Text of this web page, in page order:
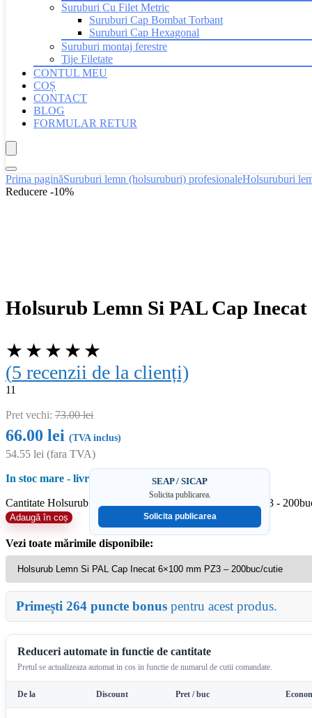
Suruburi Cu Filet Metric
Suruburi Cap Bombat Torbant
Suruburi Cap Hexagonal
Suruburi montaj ferestre
Tije Filetate
CONTUL MEU
COȘ
CONTACT
BLOG
FORMULAR RETUR
Prima paginăSuruburi lemn (holsuruburi) profesionaleHolsuruburi
Reducere -10%
Holsurub Lemn Si PAL Cap
★ ★ ★ ★ ★
(5 recenzii de la clienți)
11
Pret vechi: 73.00lei
66.00 lei (TVA inclus)
54.55 lei (fara TVA)
In stoc mare - livrare rapida
Cantitate Holsurub Lemn Si PAL Cap Inecat 6x100 mm PZ3 -
Adaugă în coș
Vezi toate mărimile disponibile:
Primești 264 puncte bonus pentru acest produs.
Reduceri automate in functie de cantitate
Pretul se actualizeaza automat in cos in functie de numarul de cutii comandate.
De la Discount Pret / buc
SEAP / SICAP
Solicita publicarea.
Solicita publicarea